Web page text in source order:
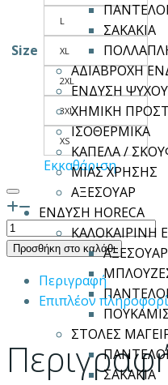
ΣΑΚΑΚΙΑ
ΑΔΙΑΒΡΟΧΗ
ΕΝΔΥΣΗ
ΧΗΜΙΚΗ
ΙΣΟΘΕΡΜΙΚΑ
ΚΑΠΕΛΑ /
ΜΙΑΣ ΧΡΗΣΗΣ
ΑΞΕΣΟΥΑΡ
ΕΝΔΥΣΗ HORECA
ΚΑΛΟΚΑΙΡΙΝΗ
ΑΞΕΣΟΥΑΡ
ΣΤΟΛΕΣ
ΣΑΚΑΚΙΑ
Size
L
XL
2XL
3XL
XS
Εκκαθάριση
Παντελόνα
ROVER
Προσθήκη στο καλάθι
Περιγραφή
Επιπλέον